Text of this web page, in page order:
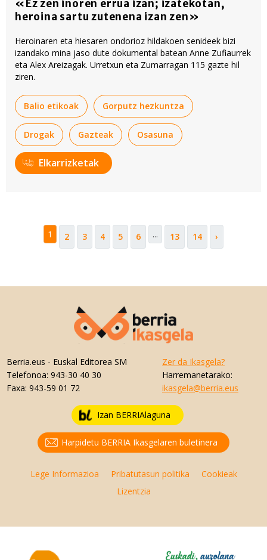
«Ez zen inoren errua izan; izatekotan,
heroina sartu zutenena izan zen»
Heroinaren eta hiesaren ondorioz hildakoen senideek bizi
izandako mina jaso dute dokumental batean Anne Zufiaurrek
eta Alex Areizagak. Urretxun eta Zumarragan 115 gazte hil
ziren.
Balio etikoak Gorputz hezkuntza
Drogak Gazteak Osasuna
Elkarrizketak
1 2 3 4 5 6 ... 13 14 ›
Berria.eus - Euskal Editorea SM
Telefonoa: 943-30 40 30
Faxa: 943-59 01 72
Zer da Ikasgela?
Harremanetarako:
ikasgela@berria.eus
Izan BERRIAlaguna
Harpidetu BERRIA Ikasgelaren buletinera
Lege Informazioa Pribatutasun politika
Cookieak
Lizentzia